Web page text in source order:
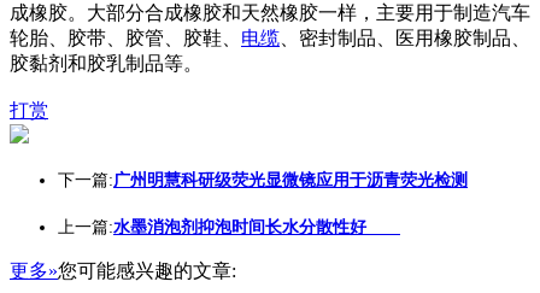
成橡胶。大部分合成橡胶和天然橡胶一样，主要用于制造汽车
轮胎、胶带、胶管、胶鞋、 电缆 、密封制品、医用橡胶制品、
胶黏剂和胶乳制品等。
打赏
下一篇:广州明慧科研级荧光显微镜应用于沥青荧光检测
上一篇:水墨消泡剂抑泡时间长水分散性好
更多»您可能感兴趣的文章: